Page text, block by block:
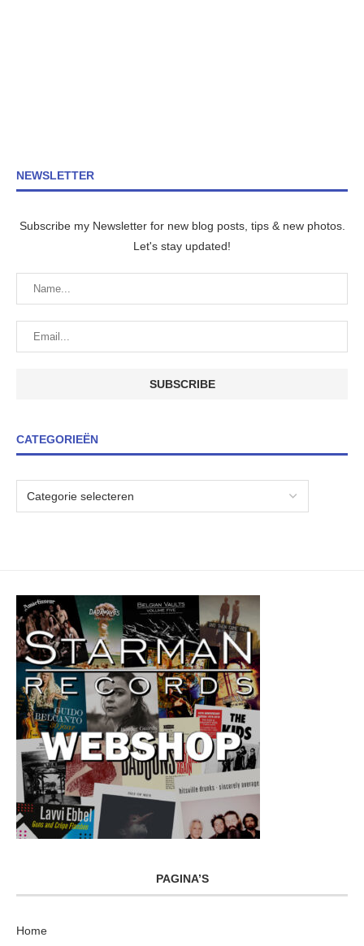
NEWSLETTER
Subscribe my Newsletter for new blog posts, tips & new photos.
Let's stay updated!
CATEGORIEËN
PAGINA’S
Home